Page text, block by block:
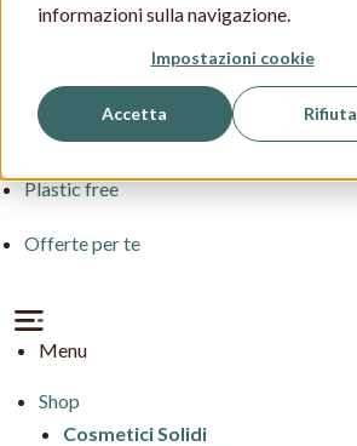
informazioni sulla navigazione.
Impostazioni cookie
Accetta Rifiuta
Pulizia della casa
Pelle Delicata
Plastic free
Offerte per te
Menu
Shop
Cosmetici Solidi